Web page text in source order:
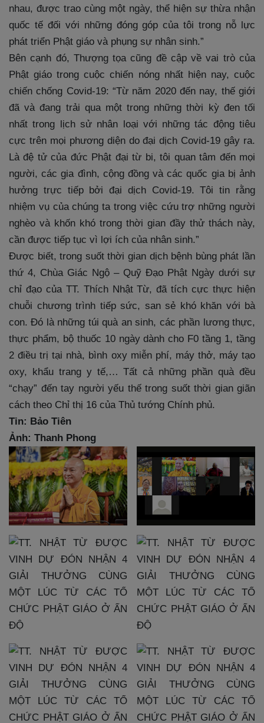
nhau, được trao cùng một ngày, thể hiện sự thừa nhận
quốc tế đối với những đóng góp của tôi trong nỗ lực
phát triển Phật giáo và phụng sự nhân sinh.”
Bên cạnh đó, Thượng tọa cũng đề cập về vai trò của
Phật giáo trong cuộc chiến nóng nhất hiện nay, cuộc
chiến chống Covid-19: “Từ năm 2020 đến nay, thế giới
đã và đang trải qua một trong những thời kỳ đen tối
nhất trong lịch sử nhân loại với những tác động tiêu
cực trên mọi phương diện do đại dịch Covid-19 gây ra.
Là đệ tử của đức Phật đại từ bi, tôi quan tâm đến mọi
người, các gia đình, cộng đồng và các quốc gia bị ảnh
hưởng trực tiếp bởi đại dịch Covid-19. Tôi tin rằng
nhiệm vụ của chúng ta trong việc cứu trợ những người
nghèo và khốn khó trong thời gian đầy thử thách này,
cần được tiếp tục vì lợi ích của nhân sinh.”
Được biết, trong suốt thời gian dịch bệnh bùng phát lần
thứ 4, Chùa Giác Ngộ – Quỹ Đạo Phật Ngày dưới sự
chỉ đạo của TT. Thích Nhật Từ, đã tích cực thực hiện
chuỗi chương trình tiếp sức, san sẻ khó khăn với bà
con. Đó là những túi quà an sinh, các phần lương thực,
thực phẩm, bộ thuốc 10 ngày dành cho F0 tầng 1, tầng
2 điều trị tại nhà, bình oxy miễn phí, máy thở, máy tạo
oxy, khẩu trang y tế,… Tất cả những phần quà đều
“chạy” đến tay người yếu thế trong suốt thời gian giãn
cách theo Chỉ thị 16 của Thủ tướng Chính phủ.
Tin: Bảo Tiên
Ảnh: Thanh Phong